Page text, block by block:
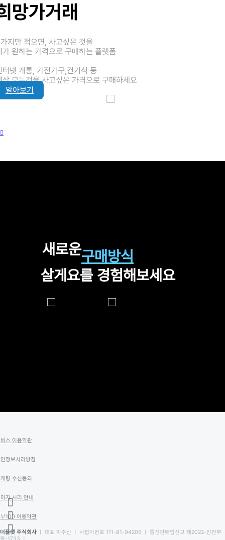
망가거래
지만 적으면, 사고싶은 것을
가 원하는 가격으로 구매하는 플랫폼
터넷 개통, 가전가구,건기식 등
상 모든것을 사고싶은 가격으로 구매하세요
알아보기
새로운구매방식
살게요를 경험해보세요
스 이용약관
정보처리방침
팅 수신동의
지 처리 안내
100 이용약관
더플랫 주식회사 ㅣ 대표 박주신 ㅣ 사업자번호 111-81-94205 ㅣ 통신판매업신고 제2022-인천부